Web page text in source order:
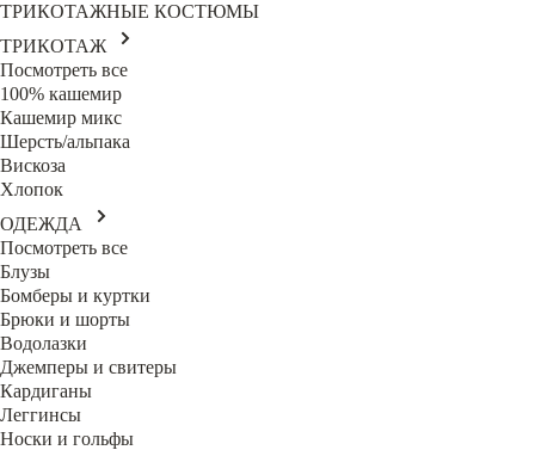
ТРИКОТАЖНЫЕ КОСТЮМЫ
ТРИКОТАЖ
Посмотреть все
100% кашемир
Кашемир микс
Шерсть/альпака
Вискоза
Хлопок
ОДЕЖДА
Посмотреть все
Блузы
Бомберы и куртки
Брюки и шорты
Водолазки
Джемперы и свитеры
Кардиганы
Леггинсы
Носки и гольфы